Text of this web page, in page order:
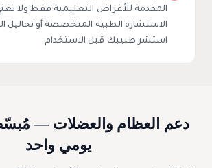
المقدمة للأغراض التعليمية فقط ولا
الاستشارة الطبية المتخصصة أو تحاليل
استشر طبيبك قبل الاستخدام
دعم العظام والعضلات —
يومي واحد